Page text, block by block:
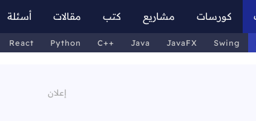
كورسات مشاريع كتب مقالات أسئلة
React Python C++ Java JavaFX Swing